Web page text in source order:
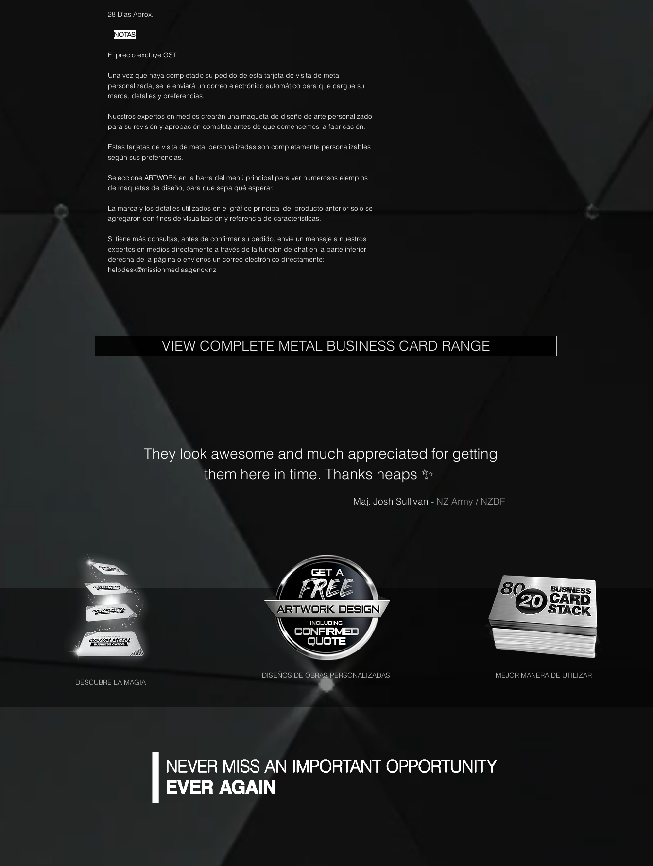
28 Días Aprox.
NOTAS
El precio excluye GST
Una vez que haya completado su pedido de esta tarjeta de visita de metal
personalizada, se le enviará un correo electrónico automático para que cargue su
marca, detalles y preferencias.
Nuestros expertos en medios crearán una maqueta de diseño de arte personalizado
para su revisión y aprobación completa antes de que comencemos la fabricación.
Estas tarjetas de visita de metal personalizadas son completamente personalizables
según sus preferencias.
Seleccione ARTWORK en la barra del menú principal para ver numerosos ejemplos
de maquetas de diseño, para que sepa qué esperar.
La marca y los detalles utilizados en el gráfico principal del producto anterior solo se
agregaron con fines de visualización y referencia de características.
Si tiene más consultas, antes de confirmar su pedido, envíe un mensaje a nuestros
expertos en medios directamente a través de la función de chat en la parte inferior
derecha de la página o envíenos un correo electrónico directamente:
helpdesk@missionmediaagency.nz
VIEW COMPLETE METAL BUSINESS CARD RANGE
They look awesome and much appreciated for getting
them here in time. Thanks heaps ✨
Maj. Josh Sullivan - NZ Army / NZDF
DESCUBRE LA MAGIA
DISEÑOS DE OBRAS PERSONALIZADAS MEJOR MANERA DE UTILIZAR